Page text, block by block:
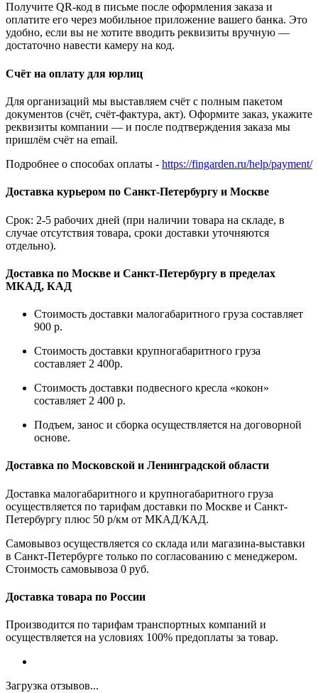
Получите QR-код в письме после оформления заказа и
оплатите его через мобильное приложение вашего банка. Это
удобно, если вы не хотите вводить реквизиты вручную —
достаточно навести камеру на код.
Счёт на оплату для юрлиц
Для организаций мы выставляем счёт с полным пакетом
документов (счёт, счёт-фактура, акт). Оформите заказ, укажите
реквизиты компании — и после подтверждения заказа мы
пришлём счёт на email.
Подробнее о способах оплаты - https://fingarden.ru/help/payment/
Доставка курьером по Санкт-Петербургу и Москве
Срок: 2-5 рабочих дней (при наличии товара на складе, в
случае отсутствия товара, сроки доставки уточняются
отдельно).
Доставка по Москве и Санкт-Петербургу в пределах
МКАД, КАД
Стоимость доставки малогабаритного груза составляет
900 р.
Стоимость доставки крупногабаритного груза
составляет 2 400р.
Стоимость доставки подвесного кресла «кокон»
составляет 2 400 р.
Подъем, занос и сборка осуществляется на договорной
основе.
Доставка по Московской и Ленинградской области
Доставка малогабаритного и крупногабаритного груза
осуществляется по тарифам доставки по Москве и Санкт-
Петербургу плюс 50 р/км от МКАД/КАД.
Самовывоз осуществляется со склада или магазина-выставки
в Санкт-Петербурге только по согласованию с менеджером.
Стоимость самовывоза 0 руб.
Доставка товара по России
Производится по тарифам транспортных компаний и
осуществляется на условиях 100% предоплаты за товар.
Загрузка отзывов...